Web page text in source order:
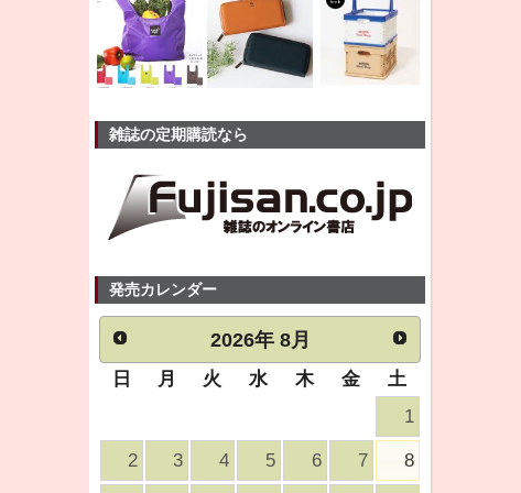
雑誌の定期購読なら
発売カレンダー
2026年 8月
日 月 火 水 木 金
土
1
2 3 4 5 6 7 8